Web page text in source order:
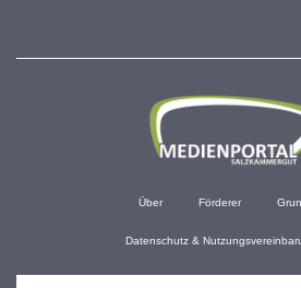
Über Förderer
Datenschutz &